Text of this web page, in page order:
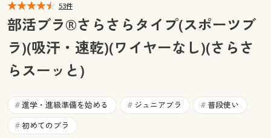
マイページ
閲覧履歴
サポート
閲覧履歴
お気に入り
サポート
ご利用ガイド
よくある質問とお問い合わせ
53件
部活ブラ®さらさらタイプ(スポーツブ
ラ)(吸汗・速乾)(ワイヤーなし)(さらさ
らスーッと)
# 進学・進級準備を始める # ジュニアブラ # 普段使い
# 初めてのブラ